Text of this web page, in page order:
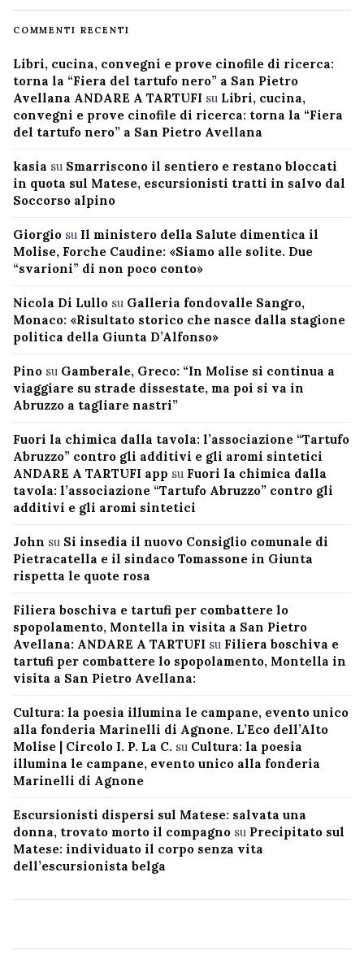
COMMENTI RECENTI
Libri, cucina, convegni e prove cinofile di ricerca:
torna la “Fiera del tartufo nero” a San Pietro
Avellana ANDARE A TARTUFI su Libri, cucina,
convegni e prove cinofile di ricerca: torna la “Fiera
del tartufo nero” a San Pietro Avellana
kasia su Smarriscono il sentiero e restano bloccati
in quota sul Matese, escursionisti tratti in salvo dal
Soccorso alpino
Giorgio su Il ministero della Salute dimentica il
Molise, Forche Caudine: «Siamo alle solite. Due
“svarioni” di non poco conto»
Nicola Di Lullo su Galleria fondovalle Sangro,
Monaco: «Risultato storico che nasce dalla stagione
politica della Giunta D’Alfonso»
Pino su Gamberale, Greco: “In Molise si continua a
viaggiare su strade dissestate, ma poi si va in
Abruzzo a tagliare nastri”
Fuori la chimica dalla tavola: l’associazione “Tartufo
Abruzzo” contro gli additivi e gli aromi sintetici
ANDARE A TARTUFI app su Fuori la chimica dalla
tavola: l’associazione “Tartufo Abruzzo” contro gli
additivi e gli aromi sintetici
John su Si insedia il nuovo Consiglio comunale di
Pietracatella e il sindaco Tomassone in Giunta
rispetta le quote rosa
Filiera boschiva e tartufi per combattere lo
spopolamento, Montella in visita a San Pietro
Avellana: ANDARE A TARTUFI su Filiera boschiva e
tartufi per combattere lo spopolamento, Montella in
visita a San Pietro Avellana:
Cultura: la poesia illumina le campane, evento unico
alla fonderia Marinelli di Agnone. L’Eco dell’Alto
Molise | Circolo I. P. La C. su Cultura: la poesia
illumina le campane, evento unico alla fonderia
Marinelli di Agnone
Escursionisti dispersi sul Matese: salvata una
donna, trovato morto il compagno su Precipitato sul
Matese: individuato il corpo senza vita
dell’escursionista belga